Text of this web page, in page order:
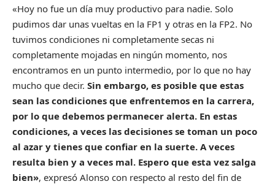
«Hoy no fue un día muy productivo para nadie. Solo
pudimos dar unas vueltas en la FP1 y otras en la FP2. No
tuvimos condiciones ni completamente secas ni
completamente mojadas en ningún momento, nos
encontramos en un punto intermedio, por lo que no hay
mucho que decir. Sin embargo, es posible que estas
sean las condiciones que enfrentemos en la carrera,
por lo que debemos permanecer alerta. En estas
condiciones, a veces las decisiones se toman un poco
al azar y tienes que confiar en la suerte. A veces
resulta bien y a veces mal. Espero que esta vez salga
bien», expresó Alonso con respecto al resto del fin de